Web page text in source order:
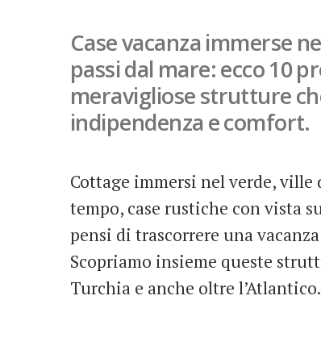
Case vacanza immerse
passi dal mare: ecco 10
meravigliose strutture
indipendenza e comfort.
Cottage immersi nel verde,
tempo, case rustiche con vista
pensi di trascorrere una
Scopriamo insieme queste
Turchia e anche oltre l’Atlantico.